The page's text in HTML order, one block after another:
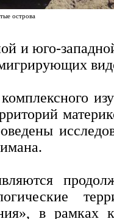
острова
и юго-
в рамках